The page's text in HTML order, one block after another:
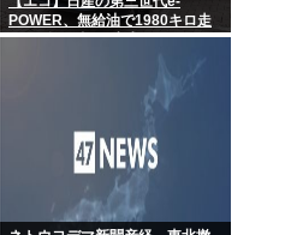
POWER、無給油で1980キロ走
ってギネス記録達成